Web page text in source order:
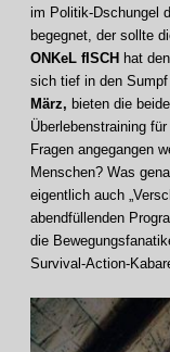
im Politik-Dschungel
begegnet, der sollte
ONKeL fISCH hat
sich tief in den
März, bieten die
Überlebenstraining
Fragen angegangen
Menschen? Was
eigentlich auch
abendfüllenden
die
Survival-Action-